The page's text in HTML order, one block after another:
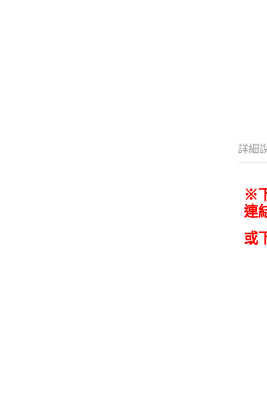
詳細
※
連
或